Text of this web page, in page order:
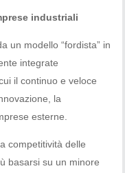
industriali
un modello “fordista” in
integrate
il continuo e veloce
la
esterne.
competitività delle
basarsi su un minore